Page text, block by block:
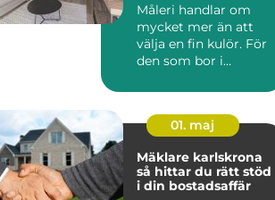
Måleri handlar om
mycket mer än att
välja en fin kulör. För
den som bor i
klimat, hu...
01. maj
Mäklare karlskrona
så hittar du rätt stöd
i din bostadsaffär